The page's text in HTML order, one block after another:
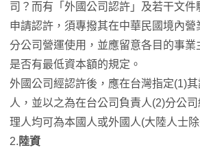
司？而有「外國公司認許」及若干文件
申請認許，須專撥其在中華民國境內營
分公司營運使用，並應留意各目的事業
是否有最低資本額的規定。
外國公司經認許後，應在台灣指定(1)
人，並以之為在台公司負責人(2)分公
理人均可為本國人或外國人(大陸人士除
2. 陸資